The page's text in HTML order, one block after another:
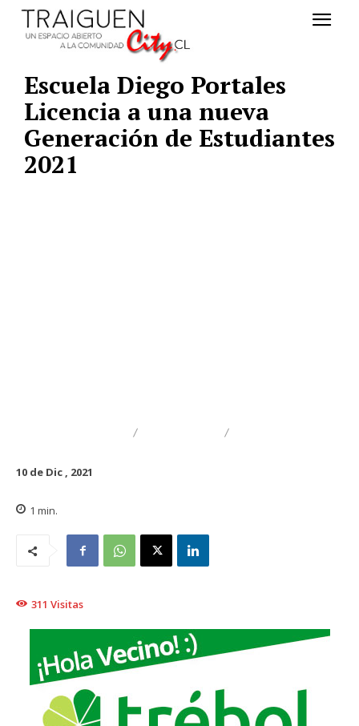
Escuela Diego Portales
Licencia a una nueva
Generación de Estudiantes
2021
10 de Dic , 2021
1 min.
311 Visitas